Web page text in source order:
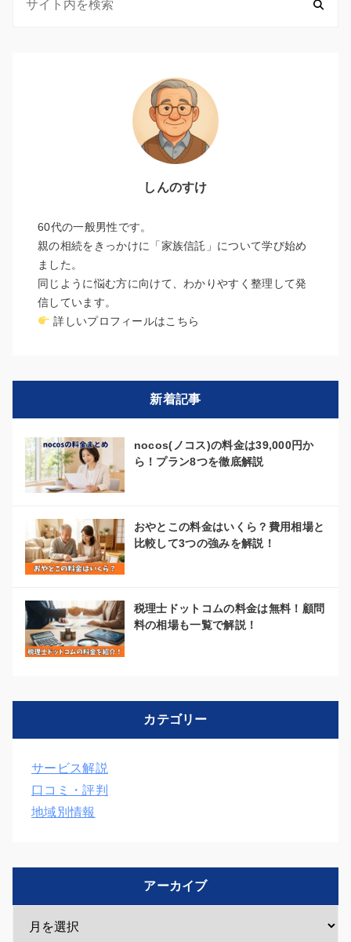
しんのすけ
60代の一般男性です。
親の相続をきっかけに「家族信託」について学び始め
ました。
同じように悩む方に向けて、わかりやすく整理して発
信しています。
詳しいプロフィールはこちら
新着記事
nocos(ノコス)の料金は39,000円か
ら！プラン8つを徹底解説
おやとこの料金はいくら？費用相場と
比較して3つの強みを解説！
税理士ドットコムの料金は無料！顧問
料の相場も一覧で解説！
カテゴリー
サービス解説
口コミ・評判
地域別情報
アーカイブ